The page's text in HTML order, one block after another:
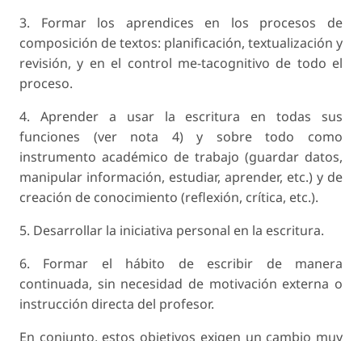
3. Formar los aprendices en los procesos de
composición de textos: planificación, textualización y
revisión, y en el control me-tacognitivo de todo el
proceso.
4. Aprender a usar la escritura en todas sus
funciones (ver nota 4) y sobre todo como
instrumento académico de trabajo (guardar datos,
manipular información, estudiar, aprender, etc.) y de
creación de conocimiento (reflexión, crítica, etc.).
5. Desarrollar la iniciativa personal en la escritura.
6. Formar el hábito de escribir de manera
continuada, sin necesidad de motivación externa o
instrucción directa del profesor.
En conjunto, estos objetivos exigen un cambio muy